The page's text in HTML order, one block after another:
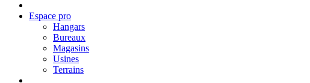
Espace pro
Hangars
Bureaux
Magasins
Usines
Terrains